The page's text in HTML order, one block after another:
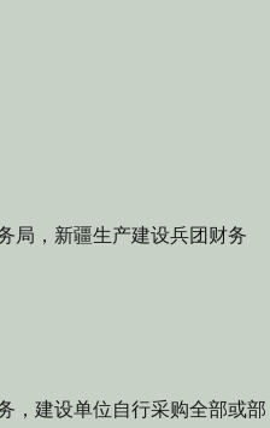
局，新疆生产建设兵团财务
，建设单位自行采购全部或部